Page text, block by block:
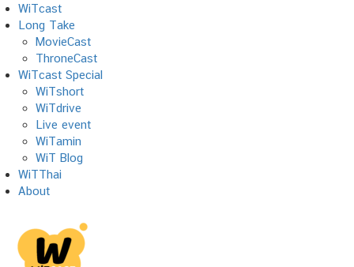
Skip
to
content
WiTcast
Long Take
MovieCast
ThroneCast
WiTcast Special
WiTshort
WiTdrive
Live event
WiTamin
WiT Blog
WiTThai
About